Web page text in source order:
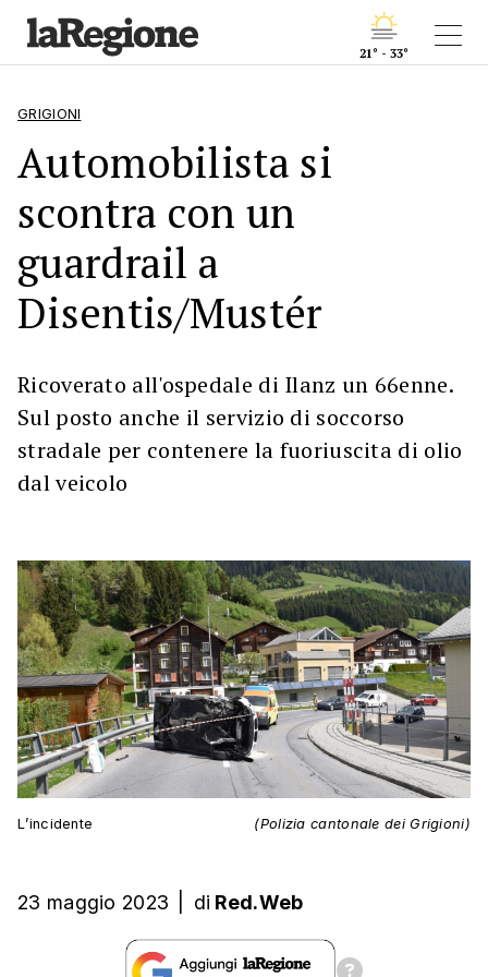
21° - 33°
GRIGIONI
Automobilista si
scontra con un
guardrail a
Disentis/Mustér
Ricoverato all'ospedale di Ilanz un 66enne.
Sul posto anche il servizio di soccorso
stradale per contenere la fuoriuscita di olio
dal veicolo
L’incidente (Polizia cantonale dei Grigioni)
23 maggio 2023 di Red.Web